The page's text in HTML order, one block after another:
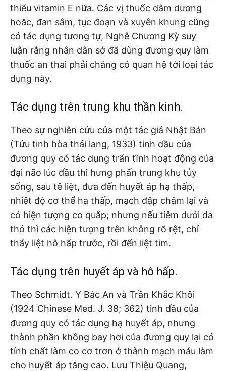
thiếu vitamin E nữa. Các vị thuốc dâm dương
hoắc, đan sâm, tục đoạn và xuyên khung cũng
có tác dụng tương tự, Nghê Chương Kỳ suy
luận rằng nhân dân sở đã dùng đương quy làm
thuốc an thai phải chăng có quan hệ tới loại tác
dụng này.
Tác dụng trên trung khu thần kinh.
Theo sự nghiên cứu của một tác giả Nhật Bản
(Tửu tinh hòa thái lang, 1933) tinh dầu của
đương quy có tác dụng trấn tĩnh hoạt động của
đại não lúc đầu thì hưng phấn trung khu tủy
sống, sau tê liệt, đưa đến huyết áp hạ thấp,
nhiệt độ cơ thể hạ thấp, mạch đập chậm lại và
có hiện tượng co quắp; nhưng nếu tiêm dưới da
thỏ thì các hiện tượng trên không rõ rệt, chỉ
thấy liệt hô hấp trước, rồi đến liệt tim.
Tác dụng trên huyết áp và hô hấp.
Theo Schmidt. Y Bác An và Trần Khắc Khôi
(1924 Chinese Med. J. 38; 362) tinh dầu của
đương quy có tác dụng hạ huyết áp, nhưng
thành phần không bay hơi của đương quy lại có
tính chất làm co cơ trơn ở thành mạch máu làm
cho huyết áp tăng cao. Lưu Thiệu Quang,